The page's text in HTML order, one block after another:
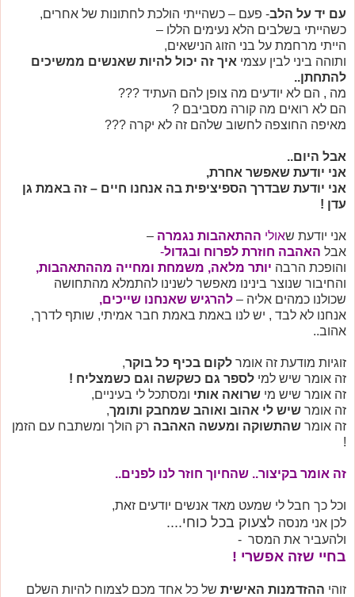
עם יד על הלב- פעם – כשהייתי הולכת לחתונות של אחרים,
כשהייתי בשלבים הלא נעימים הללו –
הייתי מרחמת על בני הזוג הנישאים,
ותוהה ביני לבין עצמי איך זה יכול להיות שאנשים ממשיכים
להתחתן..
מה , הם לא יודעים מה צופן להם העתיד ???
הם לא רואים מה קורה מסביבם ?
מאיפה החוצפה לחשוב שלהם זה לא יקרה ???
אבל היום..
אני יודעת שאפשר אחרת,
אני יודעת שבדרך הספיציפית בה אנחנו חיים – זה באמת גן
עדן !
אני יודעת שאולי ההתאהבות נגמרה –
אבל האהבה חוזרת לפרוח ובגדול-
והופכת הרבה יותר מלאה, משמחת ומחייה מההתאהבות,
והחיבור שנוצר בינינו מאפשר לשנינו להתמלא מהתחושה
שכולנו כמהים אליה – להרגיש שאנחנו שייכים,
אנחנו לא לבד , יש לנו באמת באמת חבר אמיתי, שותף לדרך,
אהוב..
זוגיות מודעת זה אומר לקום בכיף כל בוקר,
זה אומר שיש למי לספר גם כשקשה וגם כשמצליח !
זה אומר שיש מי שרואה אותי ומסתכל לי בעיניים,
זה אומר שיש לי אהוב ואוהב שמחבק ותומך,
זה אומר שהתשוקה ומעשה האהבה רק הולך ומשתבח עם הזמן
!
זה אומר בקיצור.. שהחיוך חוזר לנו לפנים..
וכל כך חבל לי שמעט מאד אנשים יודעים זאת,
לכן אני מנסה לצעוק בכל כוחי....
ולהעביר את המסר -
בחיי שזה אפשרי !
זוהי ההזדמנות האישית של כל אחד מכם לצמוח להיות השלם